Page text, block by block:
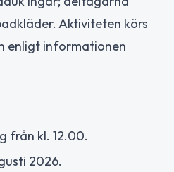
Aktiviteten körs
enligt informationen
från kl. 12.00.
2026.